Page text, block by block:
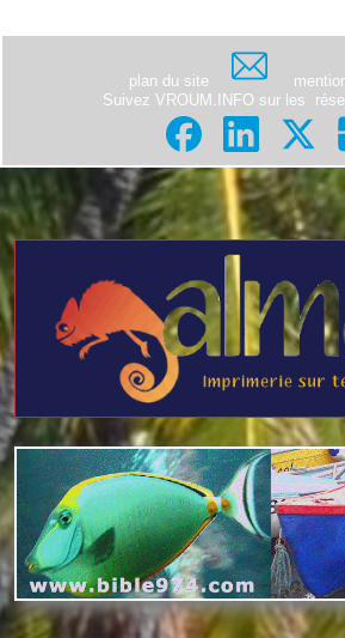
plan du site
Suivez VROUM.INFO sur les